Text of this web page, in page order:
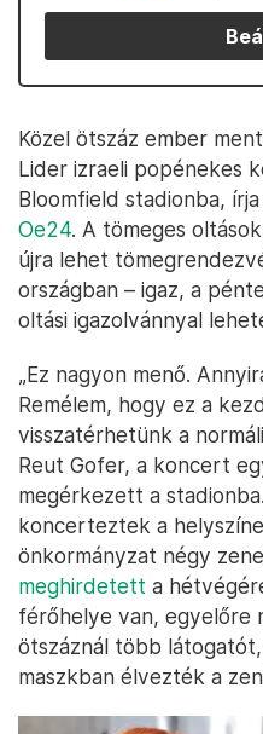
Közel ötszáz ember
Lider izraeli popénekes
Bloomfield stadionba,
Oe24. A tömeges
újra lehet
országban – igaz, a
oltási igazolvánnyal
„Ez nagyon menő.
Remélem, hogy ez a
visszatérhetünk a
Reut Gofer, a koncert
megérkezett a
koncerteztek a
önkormányzat négy
meghirdetett a
férőhelye van, egyelőre
ötszáznál több
maszkban élvezték a